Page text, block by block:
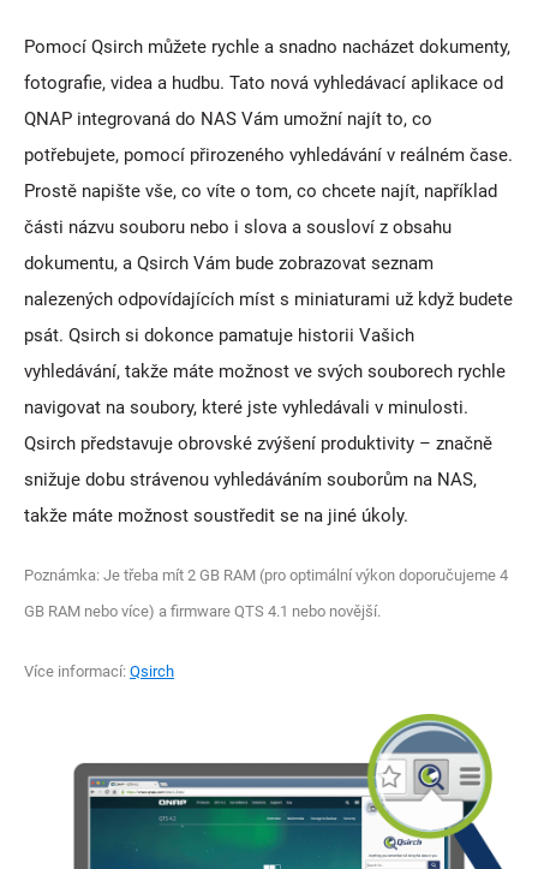
Pomocí Qsirch můžete rychle a snadno nacházet dokumenty,
fotografie, videa a hudbu. Tato nová vyhledávací aplikace od
QNAP integrovaná do NAS Vám umožní najít to, co
potřebujete, pomocí přirozeného vyhledávání v reálném čase.
Prostě napište vše, co víte o tom, co chcete najít, například
části názvu souboru nebo i slova a sousloví z obsahu
dokumentu, a Qsirch Vám bude zobrazovat seznam
nalezených odpovídajících míst s miniaturami už když budete
psát. Qsirch si dokonce pamatuje historii Vašich
vyhledávání, takže máte možnost ve svých souborech rychle
navigovat na soubory, které jste vyhledávali v minulosti.
Qsirch představuje obrovské zvýšení produktivity – značně
snižuje dobu strávenou vyhledáváním souborům na NAS,
takže máte možnost soustředit se na jiné úkoly.
Poznámka: Je třeba mít 2 GB RAM (pro optimální výkon doporučujeme 4
GB RAM nebo více) a firmware QTS 4.1 nebo novější.
Více informací: Qsirch